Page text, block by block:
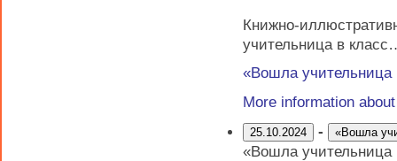
Книжно-
учительница в
«Вошла
More information
25.10.2024 - «Вошла
«Вошла